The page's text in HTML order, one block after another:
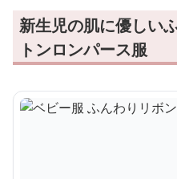
新生児の肌に優しい
トンロンパース服